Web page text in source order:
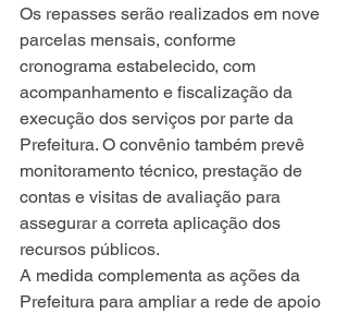
Os repasses serão realizados em nove
parcelas mensais, conforme
cronograma estabelecido, com
acompanhamento e fiscalização da
execução dos serviços por parte da
Prefeitura. O convênio também prevê
monitoramento técnico, prestação de
contas e visitas de avaliação para
assegurar a correta aplicação dos
recursos públicos.
A medida complementa as ações da
Prefeitura para ampliar a rede de apoio